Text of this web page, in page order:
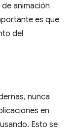
animación
es que
del
nunca
en
Esto se